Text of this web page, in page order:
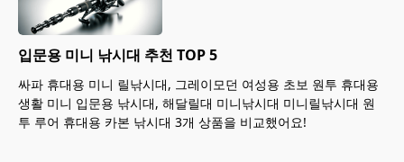
입문용 미니 낚시대 추천 TOP 5
싸파 휴대용 미니 릴낚시대, 그레이모던 여성용 초보 원투 휴대용
생활 미니 입문용 낚시대, 해달릴대 미니낚시대 미니릴낚시대 원
투 루어 휴대용 카본 낚시대 3개 상품을 비교했어요!